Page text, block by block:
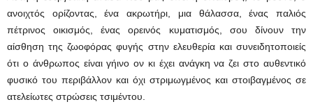
ανοιχτός ορίζοντας, ένα ακρωτήρι, μια θάλασσα, ένας παλιός
πέτρινος οικισμός, ένας ορεινός κυματισμός, σου δίνουν την
αίσθηση της ζωοφόρας φυγής στην ελευθερία και συνειδητοποιείς
ότι ο άνθρωπος είναι γήινο ον κι έχει ανάγκη να ζει στο αυθεντικό
φυσικό του περιβάλλον και όχι στριμωγμένος και στοιβαγμένος σε
ατελείωτες στρώσεις τσιμέντου.